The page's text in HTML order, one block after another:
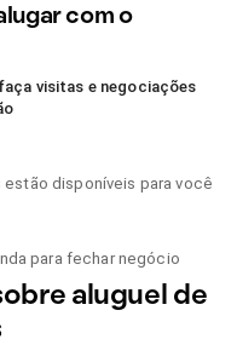
com o
visitas e negociações
incompleto
visitas e negociações
disponíveis para você,
disponíveis para você
para fechar negócio,
para fechar negócio
aluguel de